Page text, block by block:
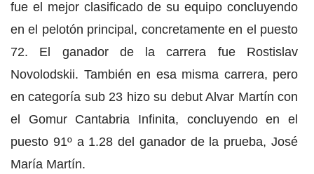
fue el mejor clasificado de su equipo concluyendo
en el pelotón principal, concretamente en el puesto
72. El ganador de la carrera fue Rostislav
Novolodskii. También en esa misma carrera, pero
en categoría sub 23 hizo su debut Alvar Martín con
el Gomur Cantabria Infinita, concluyendo en el
puesto 91º a 1.28 del ganador de la prueba, José
María Martín.